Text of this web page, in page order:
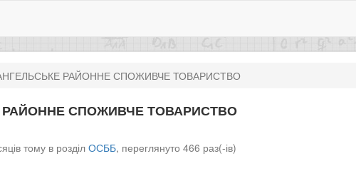
РАЙОННЕ СПОЖИВЧЕ ТОВАРИСТВО
СПОЖИВЧЕ ТОВАРИСТВО
тому в розділОСББ, переглянуто 466 раз(-ів)